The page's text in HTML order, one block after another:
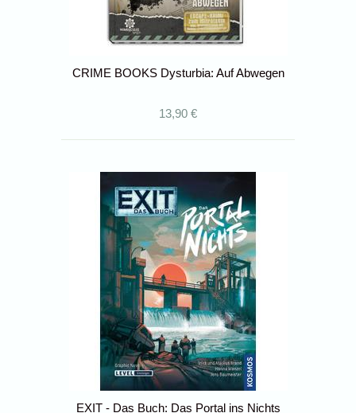
CRIME BOOKS Dysturbia: Auf Abwegen
13,90 €
EXIT - Das Buch: Das Portal ins Nichts